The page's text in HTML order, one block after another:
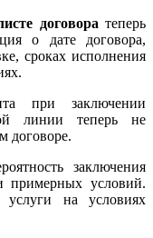
договоратеперь
о дате договора,
сроках исполнения
при заключении
линии теперь не
договоре.
заключения
примерных условий.
на условиях